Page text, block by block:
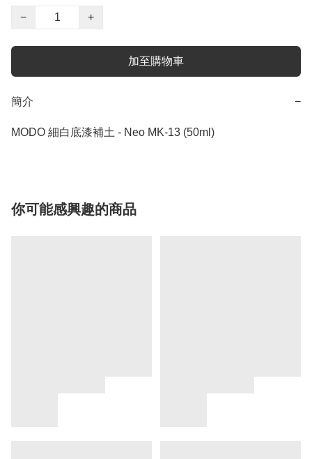
−
+
加至購物車
簡介 −
MODO 細白底漆補土 - Neo MK-13 (50ml)
你可能感興趣的商品